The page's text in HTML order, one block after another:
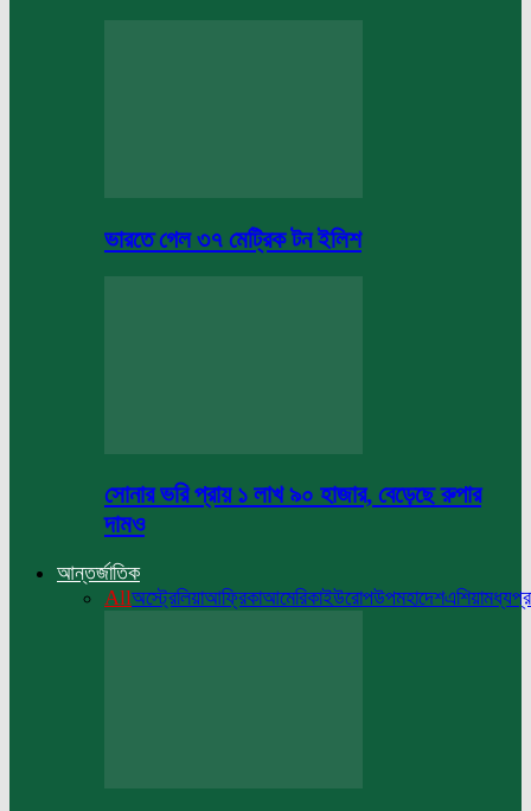
ভারতে গেল ৩৭ মেট্রিক টন ইলিশ
সোনার ভরি প্রায় ১ লাখ ৯০ হাজার, বেড়েছে রুপার
দামও
আন্তর্জাতিক
Allঅস্ট্রেলিয়াআফ্রিকাআমেরিকাইউরোপউপমহাদেশএশিয়া